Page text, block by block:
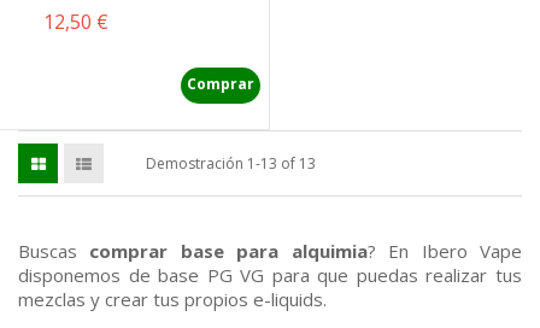
Precio
12,50 €
Comprar
Demostración 1-13 of 13
Buscas comprar base para alquimia? En Ibero Vape
disponemos de base PG VG para que puedas realizar tus
mezclas y crear tus propios e-liquids.